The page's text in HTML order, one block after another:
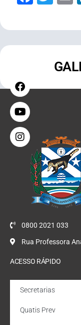
0800 2021 033
Rua Professora
ACESSO RÁPIDO
Secretarias
Quatis Prev